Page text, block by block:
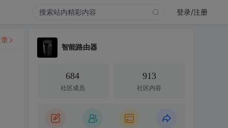
登录/注册
智能路由器
684
社区成员
913
社区内容